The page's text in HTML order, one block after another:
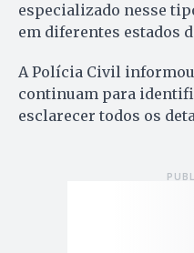
especializado nesse
em diferentes estados
A Polícia Civil
continuam para
esclarecer todos os